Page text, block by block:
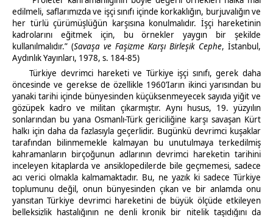
edilmeli, saflarımızda ve işçi sınıfı içinde korkaklığın, burjuvalığın ve
her türlü çürümüşlüğün karşısına konulmalıdır. İşçi hareketinin
kadrolarını eğitmek için, bu örnekler yaygın bir şekilde
kullanılmalıdır.” (Savaşa ve Faşizme Karşı Birleşik Cephe, İstanbul,
Aydınlık Yayınları, 1978, s. 184-85)
Türkiye devrimci hareketi ve Türkiye işçi sınıfı, gerek daha
öncesinde ve gerekse de özellikle 1960’Iarın ikinci yarısından bu
yanaki tarihi içinde bünyesinden küçüksenmeyecek sayıda yiğit ve
gözüpek kadro ve militan çıkarmıştır. Aynı husus, 19. yüzyılın
sonlarından bu yana Osmanlı-Türk gericiliğine karşı savaşan Kürt
halkı için daha da fazlasıyla geçerlidir. Bugünkü devrimci kuşaklar
tarafından bilinmemekle kalmayan bu unutulmaya terkedilmiş
kahramanların birçoğunun adlarının devrimci hareketin tarihini
inceleyen kitaplarda ve ansiklopedilerde bile geçmemesi, sadece
acı verici olmakla kalmamaktadır. Bu, ne yazık ki sadece Türkiye
toplumunu değil, onun bünyesinden çıkan ve bir anlamda onu
yansıtan Türkiye devrimci hareketini de büyük ölçüde etkileyen
belleksizlik hastalığının ne denli kronik bir nitelik taşıdığını da